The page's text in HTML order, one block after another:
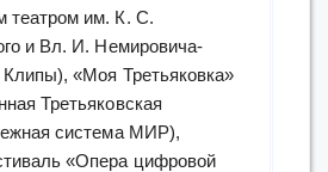
театром им. К. С.
и Вл. И. Немировича-
«Моя Третьяковка»
Третьяковская
система МИР),
«Опера цифровой